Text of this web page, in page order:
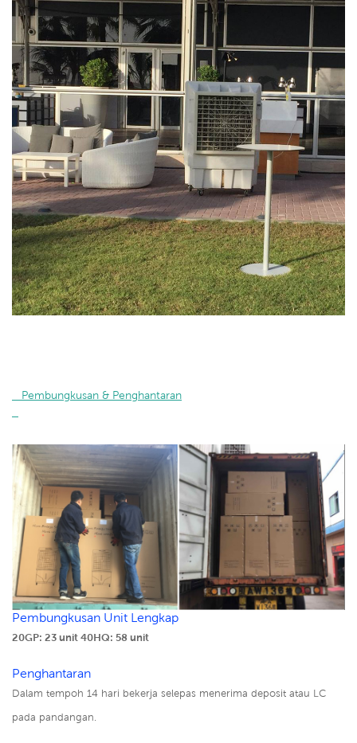
Pembungkusan Unit Lengkap
20GP: 23 unit 40HQ: 58 unit
Penghantaran
Dalam tempoh 14 hari bekerja selepas menerima deposit atau LC
pada pandangan.